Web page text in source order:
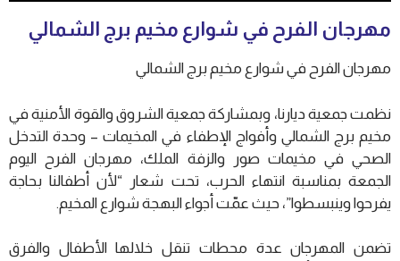
مهرجان الفرح في شوارع مخيم برج الشمالي
مهرجان الفرح في شوارع مخيم برج الشمالي
نظمت جمعية ديارنا، وبمشاركة جمعية الشروق والقوة الأمنية في
مخيم برج الشمالي وأفواج الإطفاء في المخيمات – وحدة التدخل
الصحي في مخيمات صور والزفة الملك، مهرجان الفرح اليوم
الجمعة بمناسبة انتهاء الحرب، تحت شعار “لأن أطفالنا بحاجة
يفرحوا وينبسطوا”، حيث عمّت أجواء البهجة شوارع المخيم.
تضمن المهرجان عدة محطات تنقل خلالها الأطفال والفرق